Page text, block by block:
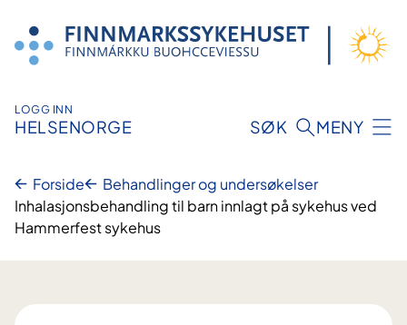
innhold
LOGG INN
HELSENORGE SØK MENY
Forside
Behandlinger og undersøkelser
Inhalasjonsbehandling til barn innlagt på sykehus ved
Hammerfest sykehus